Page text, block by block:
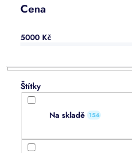
Cena
5000 Kč
Na skladě 154